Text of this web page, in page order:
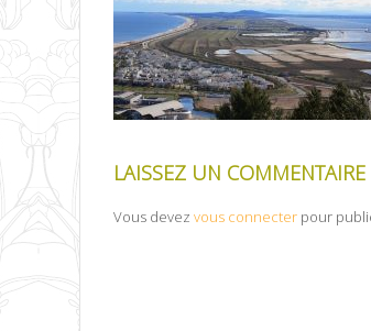
LAISSEZ UN COMMENTAIRE
Vous devez vous connecter pour